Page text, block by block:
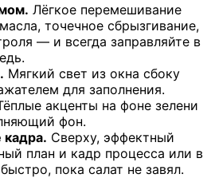
Лёгкое перемешивание
точечное сбрызгивание,
— и всегда заправляйте в
Мягкий свет из окна сбоку
для заполнения.
акценты на фоне зелени
фон.
Сверху, эффектный
план и кадр процесса или в
пока салат не завял.